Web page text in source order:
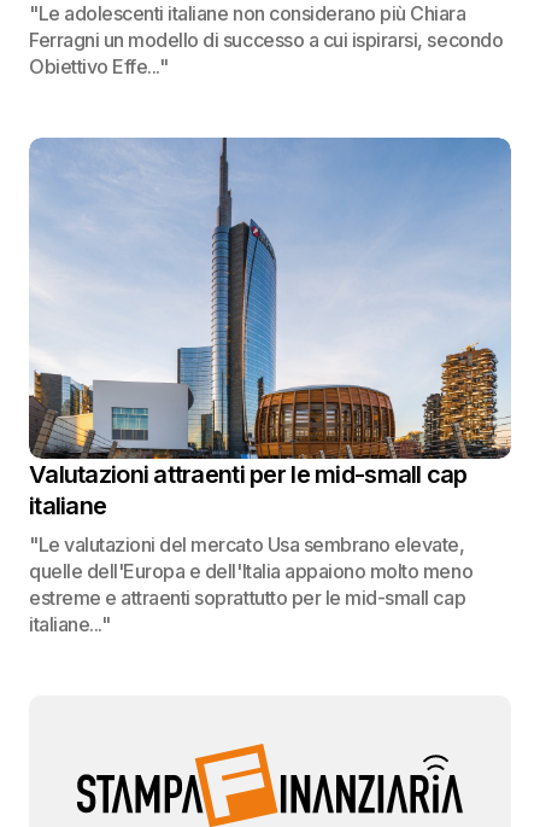
"Le adolescenti italiane non considerano più Chiara
Ferragni un modello di successo a cui ispirarsi, secondo
Obiettivo Effe..."
Valutazioni attraenti per le mid-small cap
italiane
"Le valutazioni del mercato Usa sembrano elevate,
quelle dell'Europa e dell'Italia appaiono molto meno
estreme e attraenti soprattutto per le mid-small cap
italiane..."